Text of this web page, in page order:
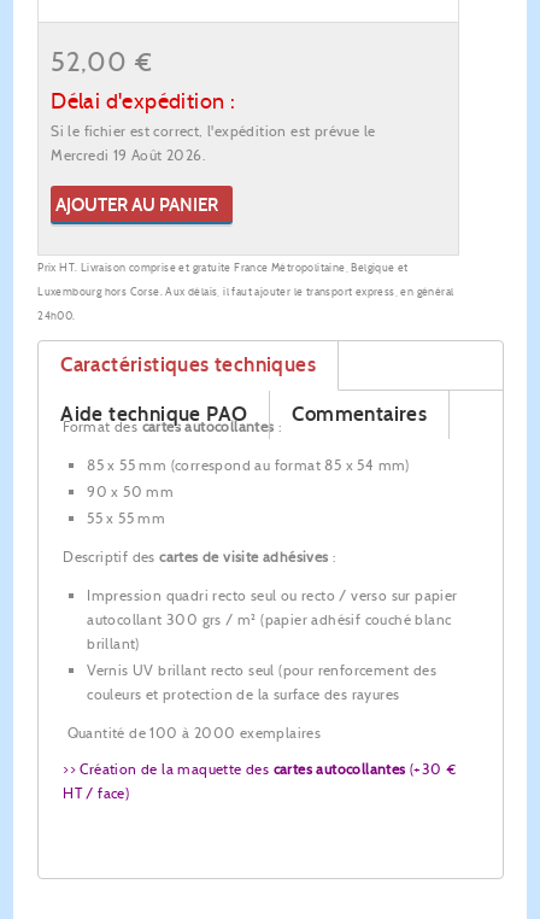
52,00 €
Délai d'expédition :
Si le fichier est correct, l'expédition est prévue le
Mercredi 19 Août 2026.
AJOUTER AU PANIER
Prix HT. Livraison comprise et gratuite France Métropolitaine, Belgique et
Luxembourg hors Corse. Aux délais, il faut ajouter le transport express, en général
24h00.
Caractéristiques techniques
Aide technique PAO
Commentaires
Format descartes autocollantes :
85 x 55 mm (correspond au format 85 x 54 mm)
90 x 50 mm
55 x 55 mm
Descriptif descartes de visite adhésives :
Impression quadri recto seul ou recto / verso sur papier
autocollant 300 grs / m² (papier adhésif couché blanc
brillant)
Vernis UV brillant recto seul (pour renforcement des
couleurs et protection de la surface des rayures
Quantité de 100 à 2000 exemplaires
>> Création de la maquette des cartes autocollantes (+30 €
HT / face)